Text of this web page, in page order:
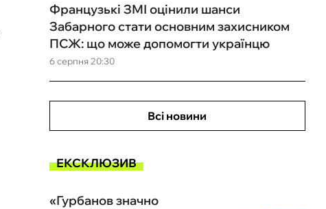
6 серпня 20:30
Французькі ЗМІ оцінили шанси
Забарного стати основним захисником
ПСЖ: що може допомогти українцю
Всі новини
ЕКСКЛЮЗИВ
«Гурбанов значно